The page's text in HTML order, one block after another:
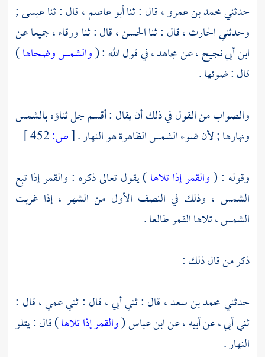
حدثنيمحمد بن عمرو ،قال : ثناأبو عاصم ،قال : ثناعيسى ;
وحدثنيالحارث ،قال : ثناالحسن ،قال : ثناورقاء ،جميعا عن
ابن أبي نجيح ،عنمجاهد ،في قول الله : (والشمس وضحاها)
قال : ضوئها .
والصواب من القول في ذلك أن يقال : أقسم جل ثناؤه بالشمس
ونهارها ; لأن ضوء الشمس الظاهرة هو النهار .[ص:
وقوله : (والقمر إذا تلاها) يقول تعالى ذكره : والقمر إذا تبع
الشمس ، وذلك في النصف الأول من الشهر ، إذا غربت
الشمس ، تلاها القمر طالعا .
ذكر من قال ذلك :
حدثنيمحمد بن سعد ، قال : ثني أبي ، قال : ثني عمي ، قال :
ثني أبي ، عن أبيه ، عنابن عباس(والقمر إذا تلاها) قال : يتلو
النهار .